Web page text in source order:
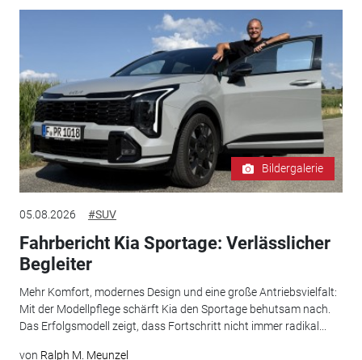
Bildergalerie
05.08.2026 #SUV
Fahrbericht Kia Sportage: Verlässlicher
Begleiter
Mehr Komfort, modernes Design und eine große Antriebsvielfalt:
Mit der Modellpflege schärft Kia den Sportage behutsam nach.
Das Erfolgsmodell zeigt, dass Fortschritt nicht immer radikal...
von Ralph M. Meunzel